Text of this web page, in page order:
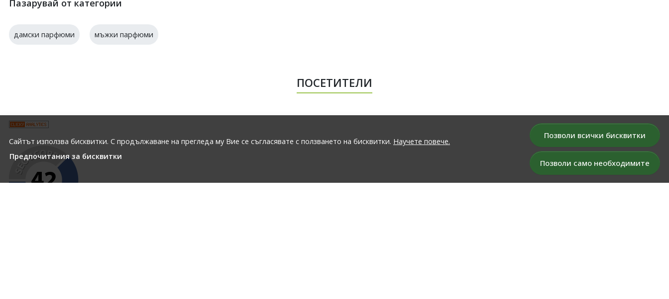
Сайтът използва бисквитки. С продължаване на прегледа му Вие се съгласявате с ползването на бисквитки. Научете повече.
Предпочитания за бисквитки
Позволи всички бисквитки
Позволи само необходимите
Пазарувай от категории
дамски парфюми мъжки парфюми
ПОСЕТИТЕЛИ